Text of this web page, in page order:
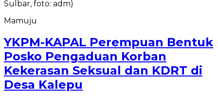
Mamuju
YKPM-KAPAL Perempuan Bentuk
Posko Pengaduan Korban
Kekerasan Seksual dan KDRT di
Desa Kalepu